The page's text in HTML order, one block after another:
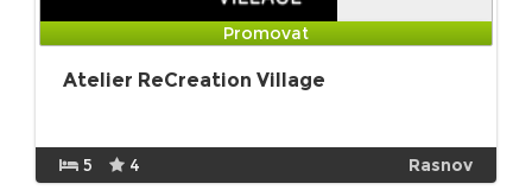
Promovat
Atelier ReCreation Village
5 4 Rasnov